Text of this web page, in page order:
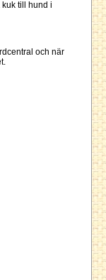
till hund i
och när